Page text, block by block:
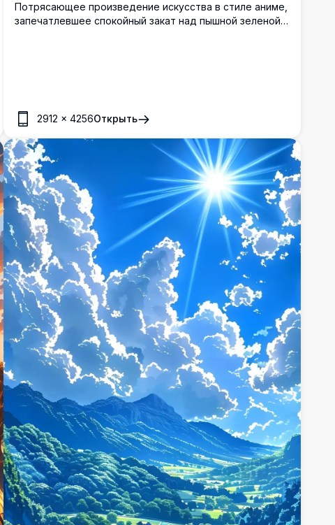
Потрясающее произведение искусства в стиле аниме,
запечатлевшее спокойный закат над пышной зеленой
природой.
2912 × 4256Открыть